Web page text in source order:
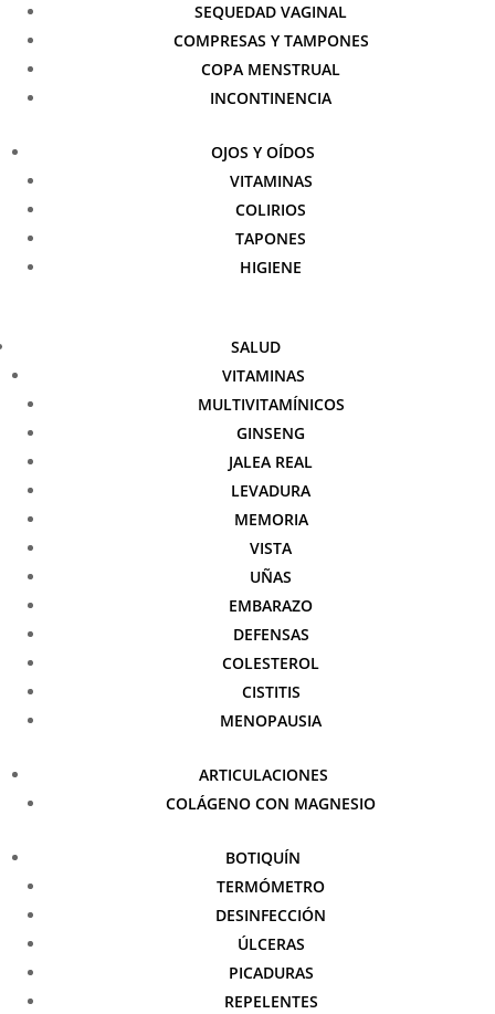
SEQUEDAD VAGINAL
COMPRESAS Y TAMPONES
COPA MENSTRUAL
INCONTINENCIA
OJOS Y OÍDOS
VITAMINAS
COLIRIOS
TAPONES
HIGIENE
SALUD
VITAMINAS
MULTIVITAMÍNICOS
GINSENG
JALEA REAL
LEVADURA
MEMORIA
VISTA
UÑAS
EMBARAZO
DEFENSAS
COLESTEROL
CISTITIS
MENOPAUSIA
ARTICULACIONES
COLÁGENO CON MAGNESIO
BOTIQUÍN
TERMÓMETRO
DESINFECCIÓN
ÚLCERAS
PICADURAS
REPELENTES